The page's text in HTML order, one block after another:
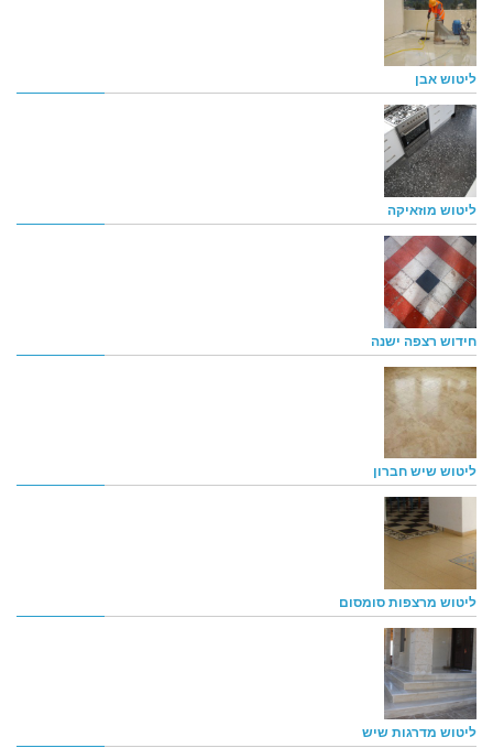
ליטוש אבן
ליטוש מוזאיקה
חידוש רצפה ישנה
ליטוש שיש חברון
ליטוש מרצפות סומסום
ליטוש מדרגות שיש